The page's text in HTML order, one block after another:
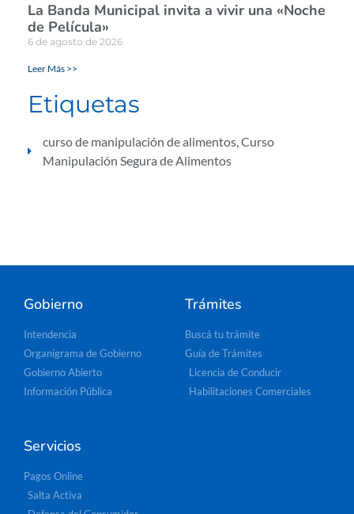
La Banda Municipal invita a vivir una «Noche
de Película»
6 de agosto de 2026
Leer Más >>
Etiquetas
curso de manipulación de alimentos,Curso
Manipulación Segura de Alimentos
Gobierno
Intendencia
Organigrama de Gobierno
Gobierno Abierto
Información Pública
Trámites
Buscá tu trámite
Guía de Trámites
Licencia de Conducir
Habilitaciones Comerciales
Servicios
Pagos Online
Salta Activa